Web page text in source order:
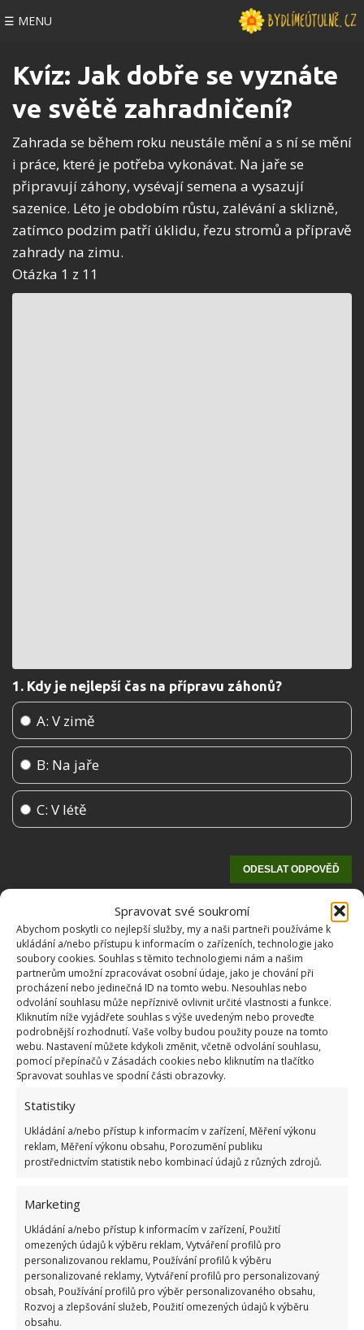
Spravovat své soukromí
Abychom poskytli co nejlepší služby, my a naši partneři používáme k
ukládání a/nebo přístupu k informacím o zařízeních, technologie jako
soubory cookies. Souhlas s těmito technologiemi nám a našim
partnerům umožní zpracovávat osobní údaje, jako je chování při
procházení nebo jedinečná ID na tomto webu. Nesouhlas nebo
odvolání souhlasu může nepříznivě ovlivnit určité vlastnosti a funkce.
Kliknutím níže vyjádřete souhlas s výše uvedeným nebo proveďte
podrobnější rozhodnutí. Vaše volby budou použity pouze na tomto
webu. Nastavení můžete kdykoli změnit, včetně odvolání souhlasu,
pomocí přepínačů v Zásadách cookies nebo kliknutím na tlačítko
Spravovat souhlas ve spodní části obrazovky.
Statistiky
Ukládání a/nebo přístup k informacím v zařízení, Měření výkonu
reklam, Měření výkonu obsahu, Porozumění publiku
prostřednictvím statistik nebo kombinací údajů z různých zdrojů.
Marketing
Ukládání a/nebo přístup k informacím v zařízení, Použití
omezených údajů k výběru reklam, Vytváření profilů pro
personalizovanou reklamu, Používání profilů k výběru
personalizované reklamy, Vytváření profilů pro personalizovaný
obsah, Používání profilů pro výběr personalizovaného obsahu,
Rozvoj a zlepšování služeb, Použití omezených údajů k výběru
obsahu.
☰ MENU
Kvíz: Jak dobře se vyznáte
ve světě zahradničení?
Zahrada se během roku neustále mění a s ní se mění
i práce, které je potřeba vykonávat. Na jaře se
připravují záhony, vysévají semena a vysazují
sazenice. Léto je obdobím růstu, zalévání a sklizně,
zatímco podzim patří úklidu, řezu stromů a přípravě
zahrady na zimu.
Otázka 1 z 11
1. Kdy je nejlepší čas na přípravu záhonů?
A: V zimě
B: Na jaře
C: V létě
OBLÍBENÉ ČLÁNKY
Pokuta až 10 000 Kč hrozí za nesprávné sekání i
nesekání trávy. Záleží i na prostředku a lokaci
Kvíz na téma pionýrské tábory za socialismu:
Kdo je zažil, bez problému získá 12 ze 12 bodů
Test znalostí o každodenní realitě za
komunismu: 10 retro otázek ukáže, kdo má
dobrý přehled
23.6.2026